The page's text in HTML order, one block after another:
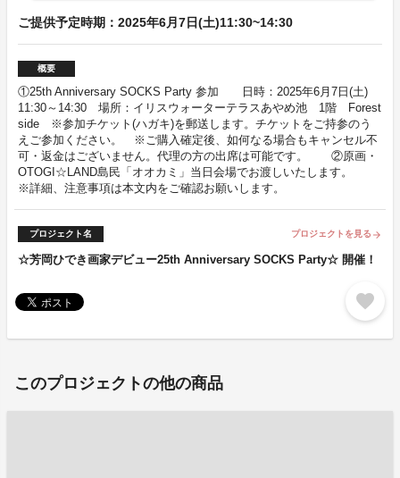
ご提供予定時期：2025年6月7日(土)11:30~14:30
概要
①25th Anniversary SOCKS Party 参加 日時：2025年6月7日(土)
11:30～14:30 場所：イリスウォーターテラスあやめ池 1階 Forest
side ※参加チケット(ハガキ)を郵送します。チケットをご持参のう
えご参加ください。 ※ご購入確定後、如何なる場合もキャンセル不
可・返金はございません。代理の方の出席は可能です。 ②原画・
OTOGI☆LAND島民「オオカミ」当日会場でお渡しいたします。
※詳細、注意事項は本文内をご確認お願いします。
プロジェクト名 プロジェクトを見る arrow_forward
☆芳岡ひでき画家デビュー25th Anniversary SOCKS Party☆ 開催！
favorite
このプロジェクトの他の商品